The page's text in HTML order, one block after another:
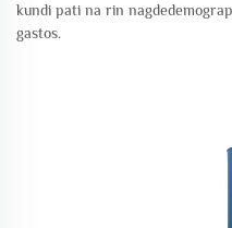
kundi pati na rin
gastos.